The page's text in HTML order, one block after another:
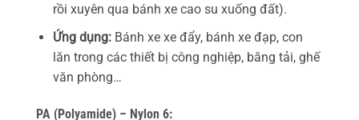
rồi xuyên qua bánh xe cao su xuống đất).
Ứng dụng:Bánh xe xe đẩy, bánh xe đạp, con
lăn trong các thiết bị công nghiệp, băng tải, ghế
văn phòng…
PA (Polyamide) – Nylon 6: